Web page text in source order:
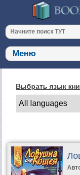
Выбрать язык